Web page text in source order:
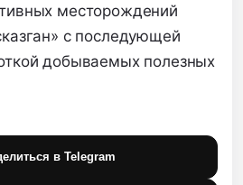
месторождений
с последующей
добываемых полезных
в Telegram